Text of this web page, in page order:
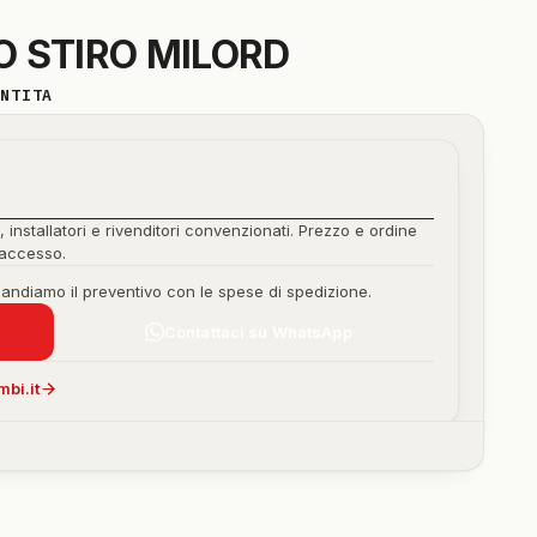
STIRO MILORD
installatori e rivenditori convenzionati. Prezzo e ordine
il preventivo con le spese di spedizione.